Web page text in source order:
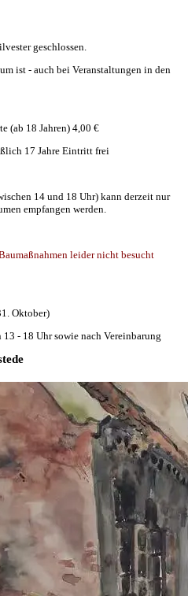
geschlossen.
ist - auch bei Veranstaltungen in den
(ab 18 Jahren) 4,00 €
17 Jahre Eintritt frei
14 und 18 Uhr) kann derzeit nur
empfangen werden.
leider nicht besucht
Oktober)
- 18 Uhr sowie nach Vereinbarung